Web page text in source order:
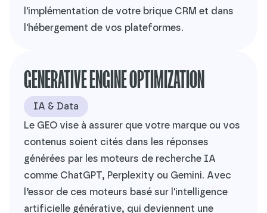
l'implémentation de votre brique CRM et dans
l'hébergement de vos plateformes.
GENERATIVE ENGINE OPTIMIZATION
IA & Data
Le GEO vise à assurer que votre marque ou vos
contenus soient cités dans les réponses
générées par les moteurs de recherche IA
comme ChatGPT, Perplexity ou Gemini. Avec
l’essor de ces moteurs basé sur l'intelligence
artificielle générative, qui deviennent une